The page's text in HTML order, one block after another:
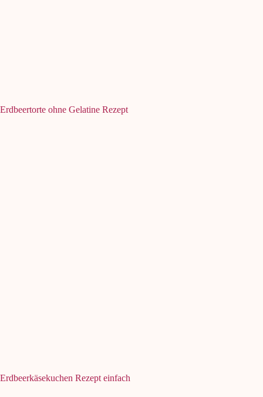
Erdbeertorte ohne Gelatine Rezept
Erdbeerkäsekuchen Rezept einfach